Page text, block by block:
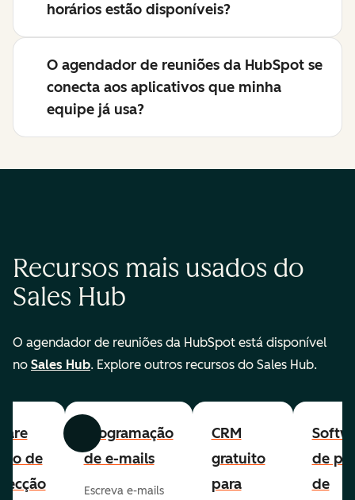
horários estão disponíveis?
O agendador de reuniões da HubSpot se
conecta aos aplicativos que minha
equipe já usa?
Recursos mais usados do
Sales Hub
O agendador de reuniões da HubSpot está disponível
no Sales Hub. Explore outros recursos do Sales Hub.
Anterior Avançar
de
Programação
de e-mails
Escreva e-mails
CRM
gratuito
para
de
de